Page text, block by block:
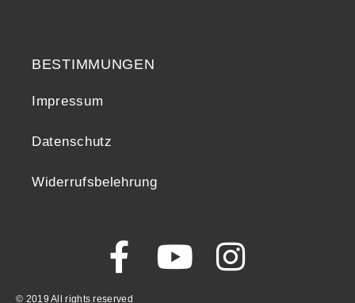
BESTIMMUNGEN
Impressum
Datenschutz
Widerrufsbelehrung
© 2019 All rights reserved